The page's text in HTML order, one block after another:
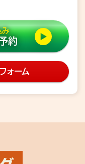
み
約
ォーム